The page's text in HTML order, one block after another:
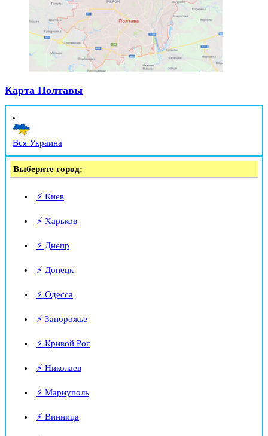
Карта Полтавы
Вся Украина
Выберите город:
⚡ Киев
⚡ Харьков
⚡ Днепр
⚡ Донецк
⚡ Одесса
⚡ Запорожье
⚡ Кривой Рог
⚡ Николаев
⚡ Мариуполь
⚡ Винница